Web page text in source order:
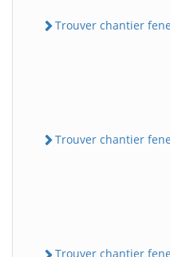
Trouver chantier
Trouver chantier
Trouver chantier